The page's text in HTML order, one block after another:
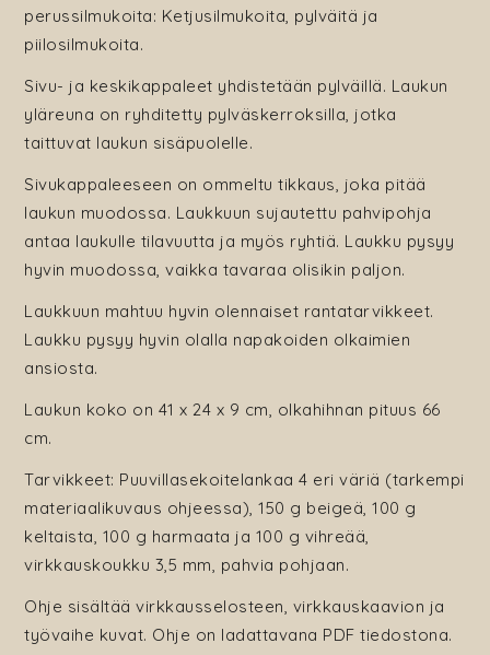
perussilmukoita: Ketjusilmukoita, pylväitä ja
piilosilmukoita.
Sivu- ja keskikappaleet yhdistetään pylväillä. Laukun
yläreuna on ryhditetty pylväskerroksilla, jotka
taittuvat laukun sisäpuolelle.
Sivukappaleeseen on ommeltu tikkaus, joka pitää
laukun muodossa. Laukkuun sujautettu pahvipohja
antaa laukulle tilavuutta ja myös ryhtiä. Laukku pysyy
hyvin muodossa, vaikka tavaraa olisikin paljon.
Laukkuun mahtuu hyvin olennaiset rantatarvikkeet.
Laukku pysyy hyvin olalla napakoiden olkaimien
ansiosta.
Laukun koko on 41 x 24 x 9 cm, olkahihnan pituus 66
cm.
Tarvikkeet: Puuvillasekoitelankaa 4 eri väriä (tarkempi
materiaalikuvaus ohjeessa),150 g beigeä,100 g
keltaista, 100 g harmaata ja 100 g vihreää,
virkkauskoukku 3,5 mm, pahvia pohjaan.
Ohje sisältää virkkausselosteen, virkkauskaavion ja
työvaihe kuvat. Ohje on ladattavana PDF tiedostona.